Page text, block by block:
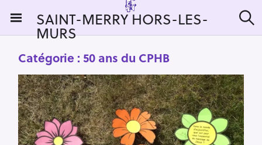
i
SAINT-MERRY HORS-LES-
MURS e
Catégorie : 50 ans du CPHB